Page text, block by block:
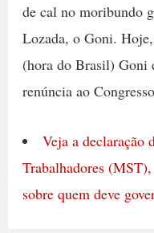
de cal no moribundo
Lozada, o Goni.
(hora do Brasil) Goni
renúncia ao
Veja a declaração
Trabalhadores
sobre quem deve